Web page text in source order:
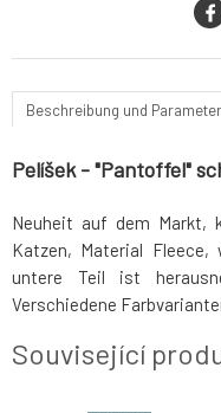
Beschreibung und Parameter
Pelíšek - "Pantoffel"
Neuheit auf dem Markt,
Katzen, Material
untere Teil ist
Verschiedene
Související